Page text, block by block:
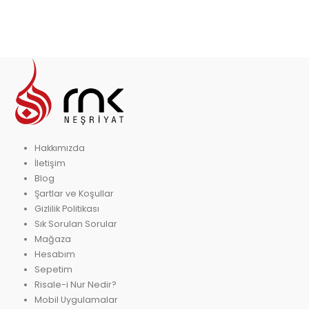
Hakkımızda
İletişim
Blog
Şartlar ve Koşullar
Gizlilik Politikası
Sık Sorulan Sorular
Mağaza
Hesabım
Sepetim
Risale-i Nur Nedir?
Mobil Uygulamalar